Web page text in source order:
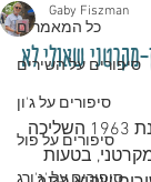
כל המאמרים
סיפורים על השירים
סיפורים על ג'ון
סיפורים על פול
מקרטני שאולי לא
Gaby Fiszman
מספרים המספרים שבשנת 1963 השליכה
בטעות